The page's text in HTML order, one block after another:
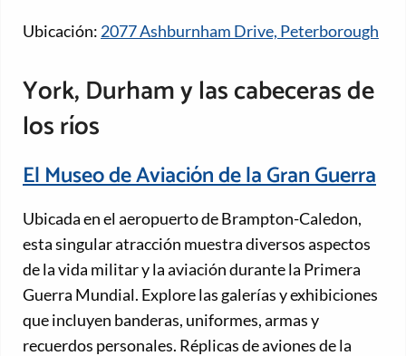
Ubicación: 2077 Ashburnham Drive, Peterborough
York, Durham y las cabeceras de
los ríos
El Museo de Aviación de la Gran Guerra
Ubicada en el aeropuerto de Brampton-Caledon,
esta singular atracción muestra diversos aspectos
de la vida militar y la aviación durante la Primera
Guerra Mundial. Explore las galerías y exhibiciones
que incluyen banderas, uniformes, armas y
recuerdos personales. Réplicas de aviones de la